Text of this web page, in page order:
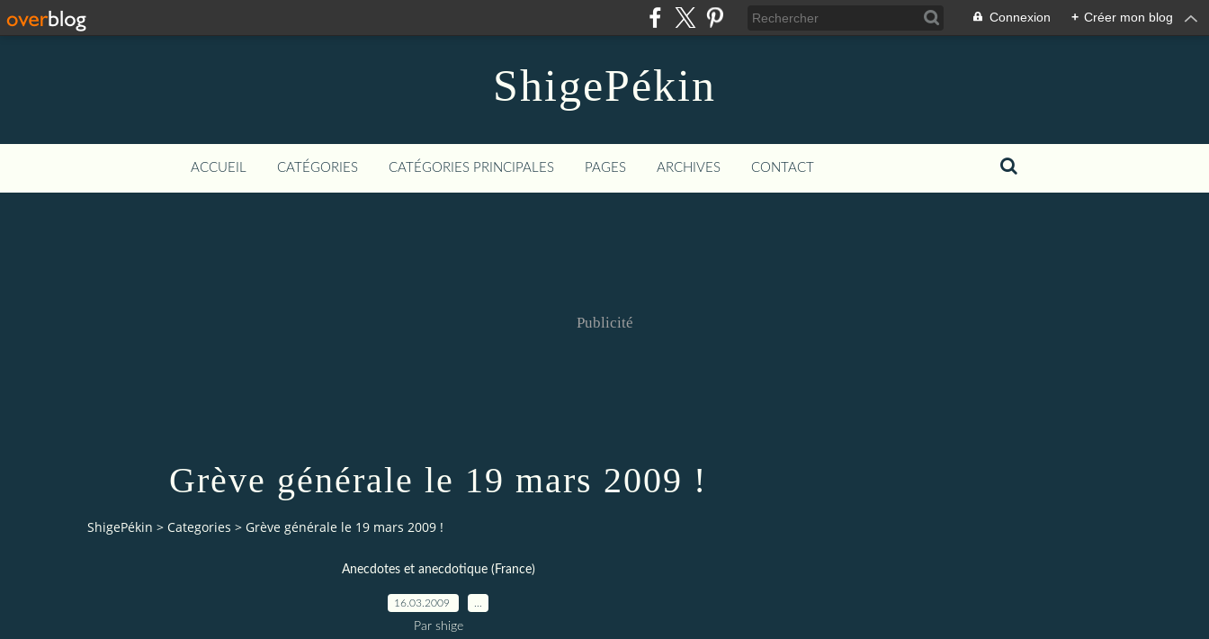
Connexion + Créer mon blog
ShigePékin
ACCUEIL CATÉGORIES CATÉGORIES PRINCIPALES PAGES ARCHIVES CONTACT
Publicité
Grève générale le 19 mars 2009 !
ShigePékin > Categories > Grève générale le 19 mars 2009 !
Anecdotes et anecdotique (France)
16.03.2009
Par shige